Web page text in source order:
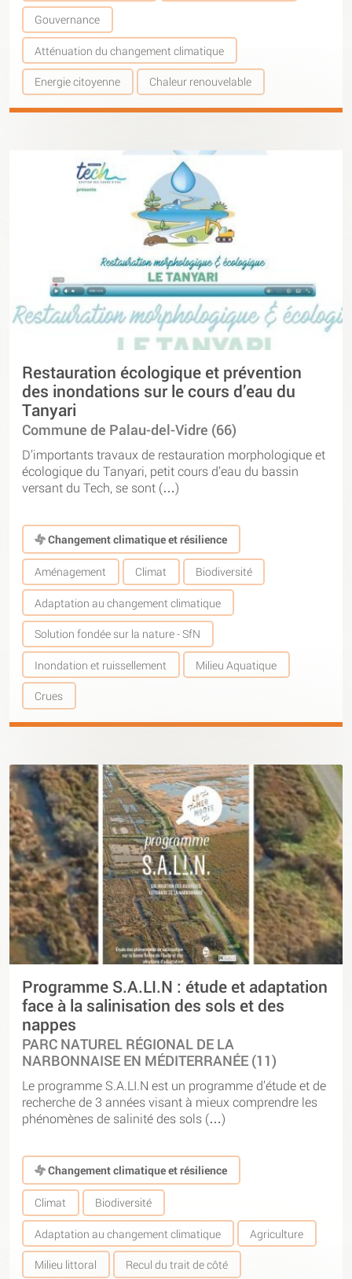
Gouvernance
Atténuation du changement climatique
Energie citoyenne Chaleur renouvelable
Restauration écologique et prévention
des inondations sur le cours d’eau du
Tanyari
Commune de Palau-del-Vidre (66)
D’importants travaux de restauration morphologique et
écologique du Tanyari, petit cours d’eau du bassin
versant du Tech, se sont (…)
Changement climatique et résilience
Aménagement Climat Biodiversité
Adaptation au changement climatique
Solution fondée sur la nature - SfN
Inondation et ruissellement Milieu Aquatique
Crues
Programme S.A.LI.N : étude et adaptation
face à la salinisation des sols et des
nappes
PARC NATUREL RÉGIONAL DE LA
NARBONNAISE EN MÉDITERRANÉE (11)
Le programme S.A.LI.N est un programme d’étude et de
recherche de 3 années visant à mieux comprendre les
phénomènes de salinité des sols (…)
Changement climatique et résilience
Climat Biodiversité
Adaptation au changement climatique Agriculture
Milieu littoral Recul du trait de côté